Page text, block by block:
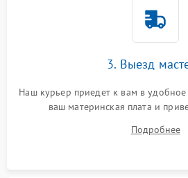
3. Выезд
Наш курьер приедет к вам в удобное
ваш материнская плата и
Подробнее